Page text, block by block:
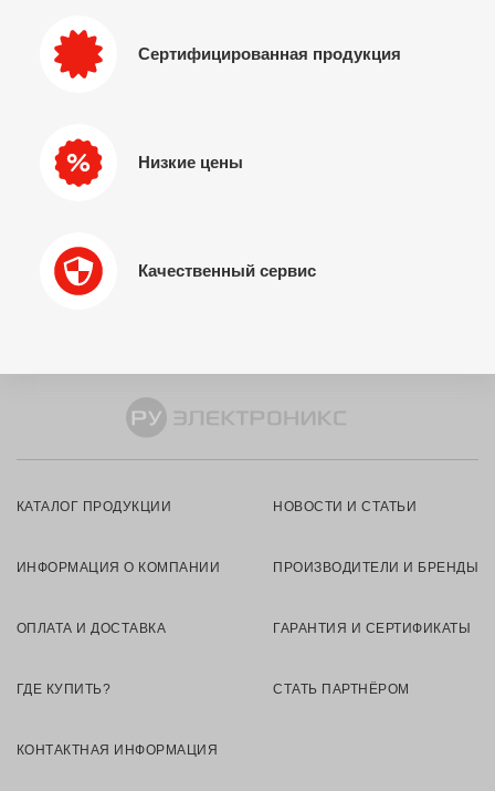
Сертифицированная продукция
Низкие цены
Качественный сервис
КАТАЛОГ ПРОДУКЦИИ НОВОСТИ И СТАТЬИ
ИНФОРМАЦИЯ О КОМПАНИИ ПРОИЗВОДИТЕЛИ И БРЕНДЫ
ОПЛАТА И ДОСТАВКА ГАРАНТИЯ И СЕРТИФИКАТЫ
ГДЕ КУПИТЬ? СТАТЬ ПАРТНЁРОМ
КОНТАКТНАЯ ИНФОРМАЦИЯ